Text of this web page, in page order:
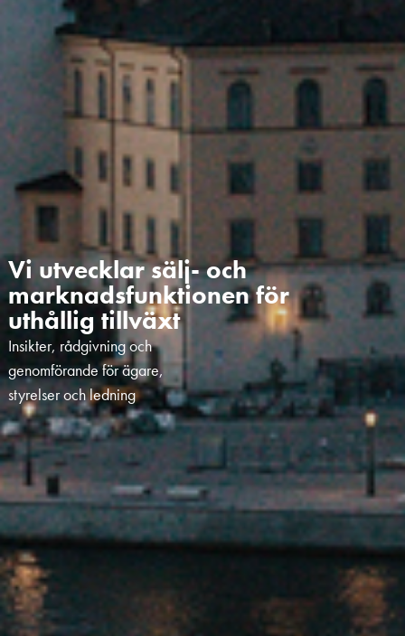
Vi utvecklar sälj- och
marknadsfunktionen för
uthållig tillväxt
Insikter, rådgivning och
genomförande för ägare,
styrelser och ledning